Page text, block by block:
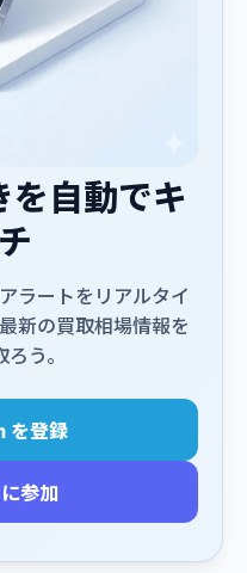
を自動でキ
ラートをリアルタイ
新の買取相場情報を
う。
を登録
参加